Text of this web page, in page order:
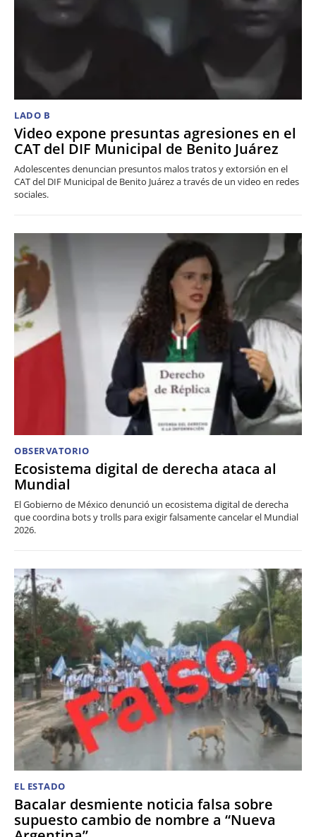
LADO B
Video expone presuntas agresiones en el
CAT del DIF Municipal de Benito Juárez
Adolescentes denuncian presuntos malos tratos y extorsión en el
CAT del DIF Municipal de Benito Juárez a través de un video en redes
sociales.
OBSERVATORIO
Ecosistema digital de derecha ataca al
Mundial
El Gobierno de México denunció un ecosistema digital de derecha
que coordina bots y trolls para exigir falsamente cancelar el Mundial
2026.
EL ESTADO
Bacalar desmiente noticia falsa sobre
supuesto cambio de nombre a “Nueva